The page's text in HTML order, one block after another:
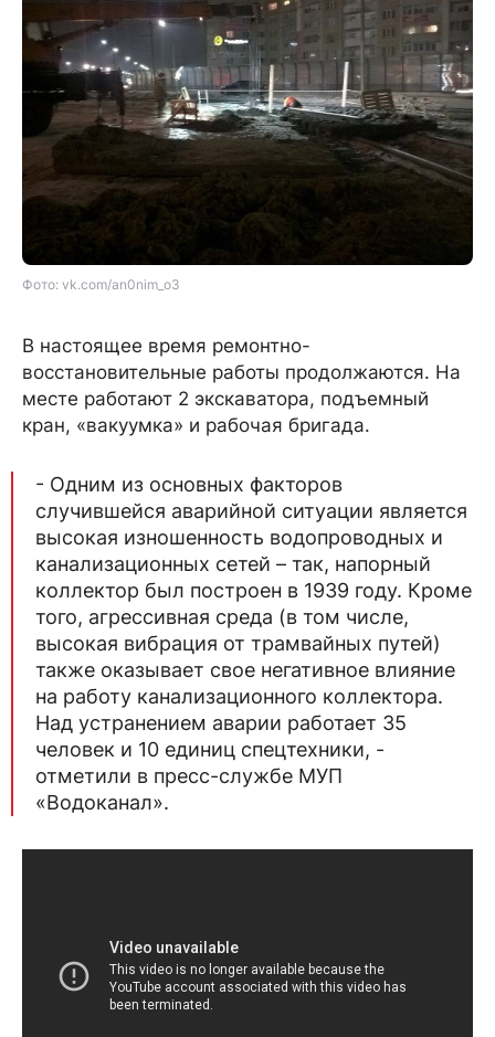
Фото: vk.com/an0nim_o3
В настоящее время ремонтно-
восстановительные работы продолжаются. На
месте работают 2 экскаватора, подъемный
кран, «вакуумка» и рабочая бригада.
- Одним из основных факторов
случившейся аварийной ситуации является
высокая изношенность водопроводных и
канализационных сетей – так, напорный
коллектор был построен в 1939 году. Кроме
того, агрессивная среда (в том числе,
высокая вибрация от трамвайных путей)
также оказывает свое негативное влияние
на работу канализационного коллектора.
Над устранением аварии работает 35
человек и 10 единиц спецтехники, -
отметили в пресс-службе МУП
«Водоканал».